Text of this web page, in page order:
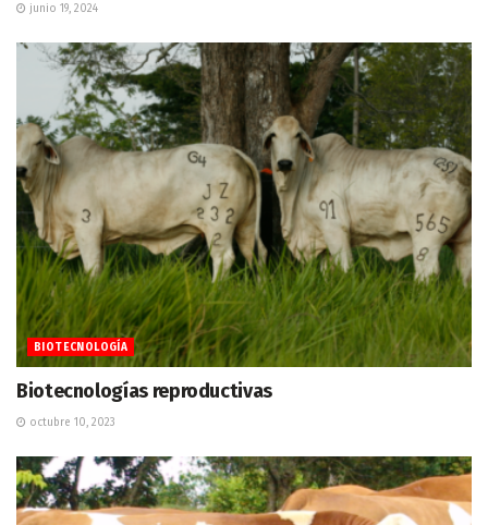
junio 19, 2024
BIOTECNOLOGÍA
Biotecnologías reproductivas
octubre 10, 2023